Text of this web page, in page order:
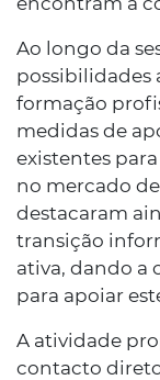
Ao longo da
possibilidades
formação
medidas de
existentes
no mercado
destacaram
transição
ativa, dando a
para apoiar
A atividade
contacto